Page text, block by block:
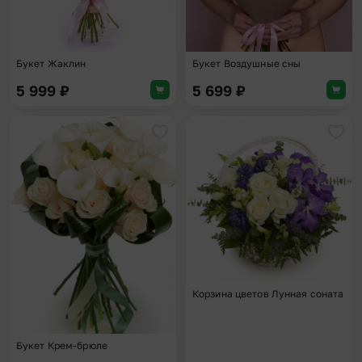
Букет Жаклин
5 999 ₽
Букет Воздушные сны
5 699 ₽
Добавить в избранное
Букет Крем-брюле
Корзина цветов Лунная соната